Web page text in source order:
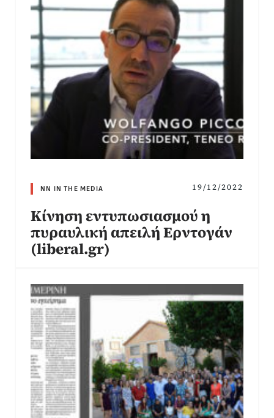
NN IN THE MEDIA 19/12/2022
Κίνηση εντυπωσιασμού η
πυραυλική απειλή Ερντογάν
(liberal.gr)